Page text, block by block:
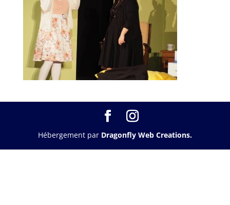
Hébergement par Dragonfly Web Creations.